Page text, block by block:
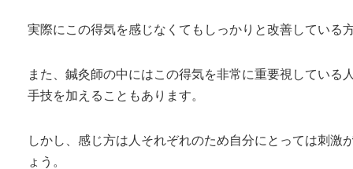
実際にこの得気を感じなくてもしっかりと改善している
また、鍼灸師の中にはこの得気を非常に重要視してい
手技を加えることもあります。
しかし、感じ方は人それぞれのため自分にとっては刺
ょう。